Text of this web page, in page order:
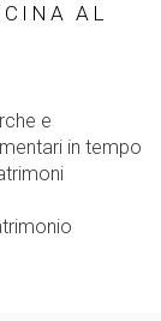
AL
e
in tempo